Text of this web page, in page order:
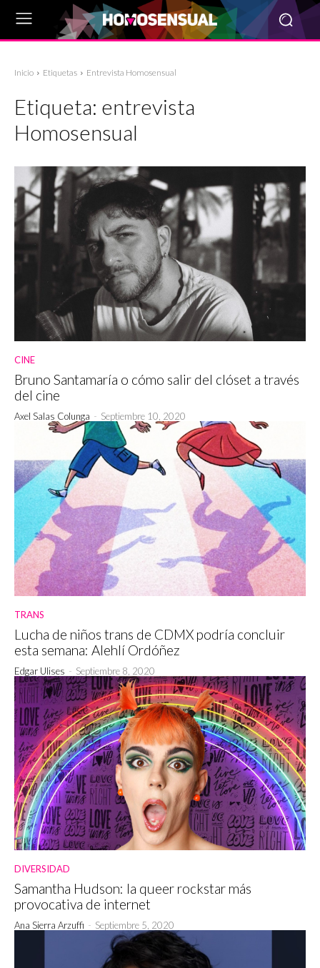
Inicio Etiquetas Entrevista Homosensual
Etiqueta: entrevista
Homosensual
CINE
Bruno Santamaría o cómo salir del clóset a través
del cine
Axel Salas Colunga - Septiembre 10, 2020
TRANS
Lucha de niños trans de CDMX podría concluir
esta semana: Alehlí Ordóñez
Edgar Ulises - Septiembre 8, 2020
DIVERSIDAD
Samantha Hudson: la queer rockstar más
provocativa de internet
Ana Sierra Arzuffi - Septiembre 5, 2020